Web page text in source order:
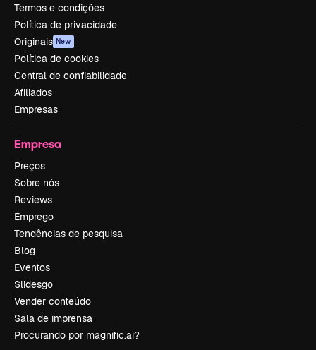
Termos e condições
Política de privacidade
Originais New
Política de cookies
Central de confiabilidade
Afiliados
Empresas
Empresa
Preços
Sobre nós
Reviews
Emprego
Tendências de pesquisa
Blog
Eventos
Slidesgo
Vender conteúdo
Sala de imprensa
Procurando por magnific.ai?